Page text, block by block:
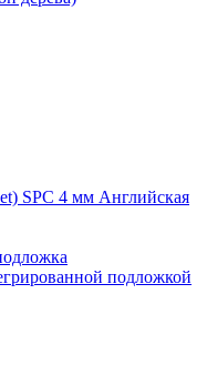
SPC 4 мм Английская
подложкой